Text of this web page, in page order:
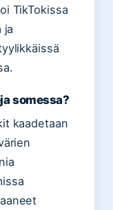
TikTokissa
ja
somessa?
kaadetaan